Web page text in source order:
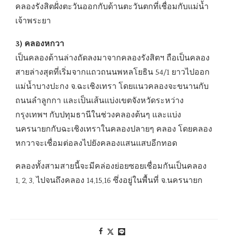
คลองรังสิตฝั่งตะวันออกกับด้านตะวันตกที่เชื่อมกับแม่น้ำ
เจ้าพระยา
3) คลองหกวา
เป็นคลองด้านล่างถัดลงมาจากคลองรังสิตฯ ถือเป็นคลอง
สายล่างสุดที่เริ่มจากแถวถนนพหลโยธิน 54/1 ยาวไปออก
แม่น้ำบางปะกง จ.ฉะเชิงเทรา โดยแนวคลองจะขนานกับ
ถนนลำลูกกา และเป็นเส้นแบ่งเขตจังหวัดระหว่าง
กรุงเทพฯ กับปทุมธานีในช่วงคลองต้นๆ และแบ่ง
นครนายกกับฉะเชิงเทราในคลองปลายๆ คลอง โดยคลอง
หกวาจะเชื่อมต่อลงไปยังคลองแสนแสบอีกทอด
คลองทั้งสามสายนี้จะมีคล่องย่อยซอยเชื่อมกันเป็นคลอง
1, 2, 3, ไปจนถึงคลอง 14,15,16 ซึ่งอยู่ในพื้นที่ จ.นครนายก